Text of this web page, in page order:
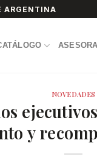
ARGENTINA
NOVEDADES
y